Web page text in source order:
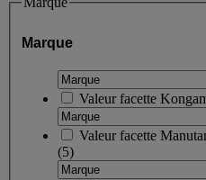
Marque
Valeur facette
Valeur facette
(5)